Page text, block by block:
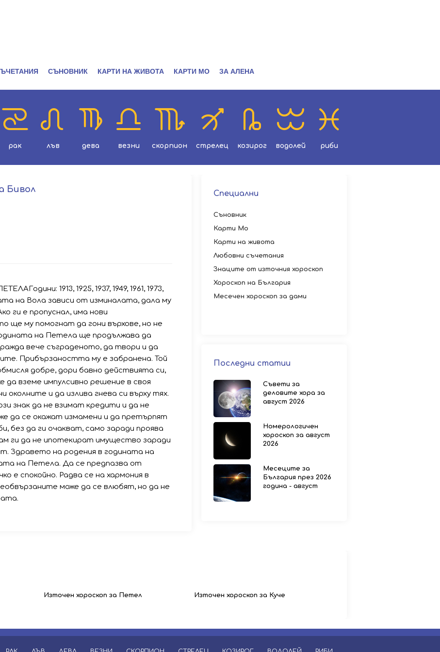
СЪНОВНИК КАРТИ НА ЖИВОТА КАРТИ МО ЗА АЛЕНА
рак лъв дева везни скорпион стрелец козирог водолей риби
Бивол
1913, 1925, 1937, 1949, 1961, 1973,
на Вола зависи от изминалата, дала му
ги е пропуснал, има нови
ще му помогнат да гони върхове, но не
на Петела ще продължава да
вече съграденото, да твори и да
Прибързаността му е забранена. Той
добре, дори бавно действията си,
да вземе импулсивно решение в своя
околните и да излива гнева си върху тях.
знак да не взимат кредити и да не
да се окажат измамени и да претърпят
без да ги очакват, само заради проява
ги да не ипотекират имущество заради
Здравето на родения в годината на
на Петела. Да се предпазва от
е спокойно. Радва се на хармония в
може да се влюбят, но да не
Специални
Съновник
Карти Мо
Карти на живота
Любовни съчетания
Знаците от източния хороскоп
Хороскоп на България
Месечен хороскоп за дами
Последни статии
Съвети за
деловите хора за
август 2026
Номерологичен
хороскоп за август
2026
Месеците за
България през 2026
година - август
Източен хороскоп за Петел Източен хороскоп за Куче